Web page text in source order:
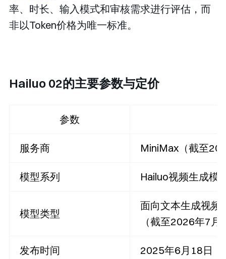
率、时长、输入模式和审核需求进行评估，而
非以Token价格为唯一标准。
Hailuo 02的主要参数与定价
参数
服务商 MiniMax（截至
模型系列 Hailuo视频生成模
模型类型
面向文本生成视频
（截至2026年7月
发布时间 2025年6月18日